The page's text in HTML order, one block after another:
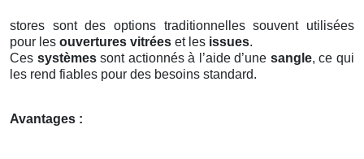
stores sont des options traditionnelles souvent utilisées
pour les ouvertures vitrées et les issues.
Ces systèmessont actionnés à l’aide d’une sangle, ce qui
les rend fiables pour des besoins standard.
Avantages :